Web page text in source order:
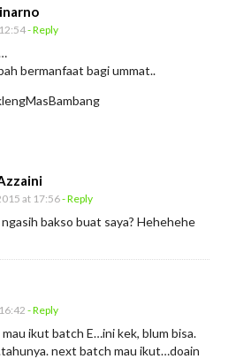
- Reply
bermanfaat bagi ummat..
at 17:56- Reply
bakso buat saya? Hehehehe
- Reply
ikut batch E…ini kek, blum bisa.
next batch mau ikut…doain